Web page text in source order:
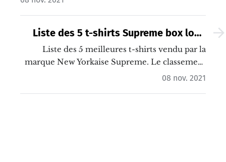
paire de sneakers.…
Liste des 5 t-shirts Supreme box logo
les plus chers du monde
Liste des 5 meilleures t-shirts vendu par la
marque New Yorkaise Supreme. Le classement
a été établi à partir de la valeur de revente sur le
08 nov. 2021